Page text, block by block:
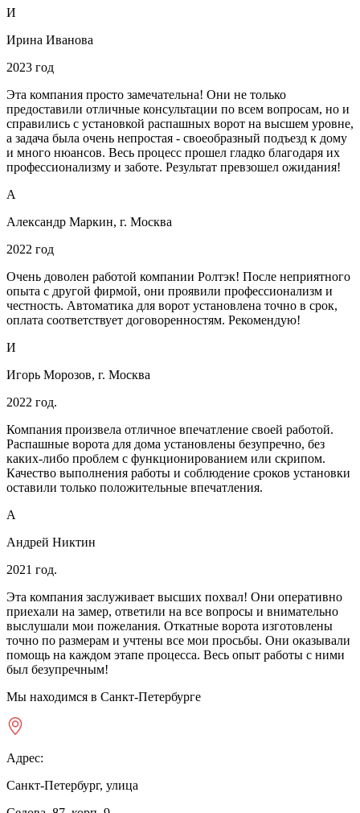
И
Ирина Иванова
2023 год
Эта компания просто замечательна! Они не только
предоставили отличные консультации по всем вопросам, но и
справились с установкой распашных ворот на высшем уровне,
а задача была очень непростая - своеобразный подъезд к дому
и много нюансов. Весь процесс прошел гладко благодаря их
профессионализму и заботе. Результат превзошел ожидания!
А
Александр Маркин, г. Москва
2022 год
Очень доволен работой компании Ролтэк! После неприятного
опыта с другой фирмой, они проявили профессионализм и
честность. Автоматика для ворот установлена точно в срок,
оплата соответствует договоренностям. Рекомендую!
И
Игорь Морозов, г. Москва
2022 год.
Компания произвела отличное впечатление своей работой.
Распашные ворота для дома установлены безупречно, без
каких-либо проблем с функционированием или скрипом.
Качество выполнения работы и соблюдение сроков установки
оставили только положительные впечатления.
А
Андрей Никтин
2021 год.
Эта компания заслуживает высших похвал! Они оперативно
приехали на замер, ответили на все вопросы и внимательно
выслушали мои пожелания. Откатные ворота изготовлены
точно по размерам и учтены все мои просьбы. Они оказывали
помощь на каждом этапе процесса. Весь опыт работы с ними
был безупречным!
Мы находимся в Санкт-Петербурге
Адрес:
Санкт-Петербург, улица